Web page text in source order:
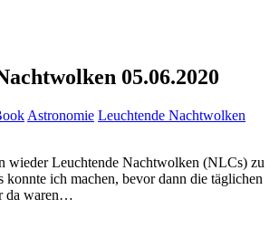
05.06.2020
Astronomie Leuchtende Nachtwolken
wieder Leuchtende Nachtwolken (NLCs) zu
konnte ich machen, bevor dann die täglichen
da waren…